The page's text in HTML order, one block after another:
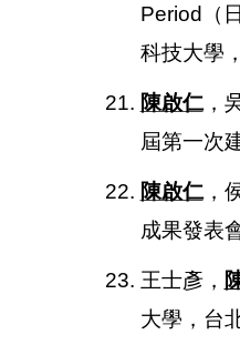
Period（
科技大學
21. 陳啟仁，
屆第一次
22. 陳啟仁，
成果發表
23. 王士彥，
大學，台